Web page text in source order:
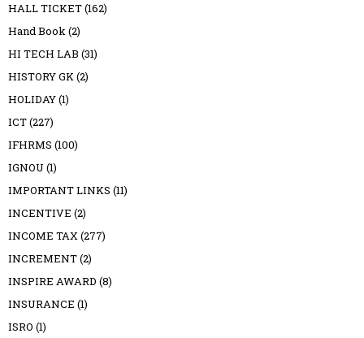
HALL TICKET(162)
Hand Book(2)
HI TECH LAB (31)
HISTORY GK(2)
HOLIDAY(1)
ICT(227)
IFHRMS (100)
IGNOU (1)
IMPORTANT LINKS (11)
INCENTIVE (2)
INCOME TAX(277)
INCREMENT(2)
INSPIRE AWARD (8)
INSURANCE (1)
ISRO (1)